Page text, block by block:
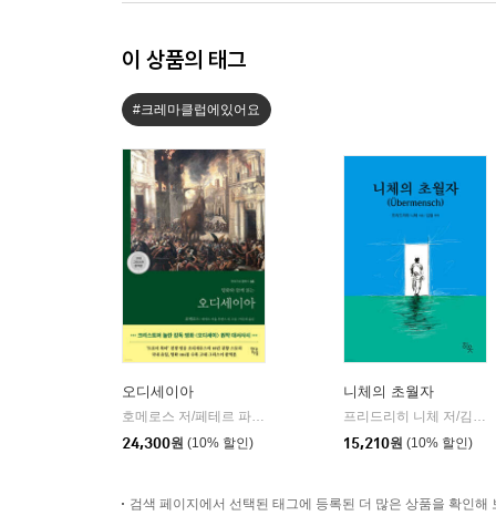
이 상품의 태그
#크레마클럽에있어요
오디세이아
|
현대지성
24,300원 (10% 할인)
니체의 초월자
15,210원 (10% 할인)
검색 페이지에서 선택된 태그에 등록된 더 많은 상품을 확인해